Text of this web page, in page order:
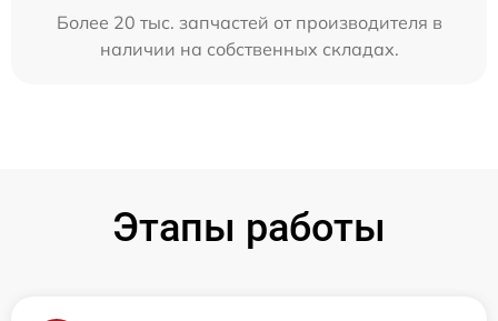
Более 20 тыс. запчастей от производителя в
наличии на собственных складах.
Этапы работы